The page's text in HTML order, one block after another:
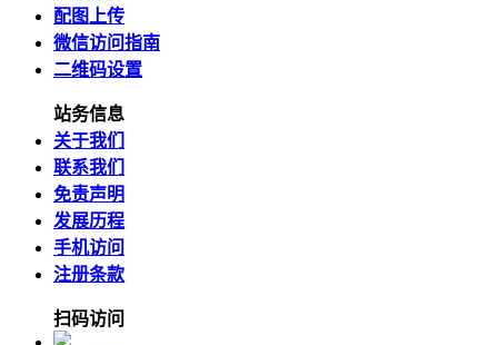
配图上传
微信访问指南
二维码设置
站务信息
关于我们
联系我们
免责声明
发展历程
手机访问
注册条款
扫码访问